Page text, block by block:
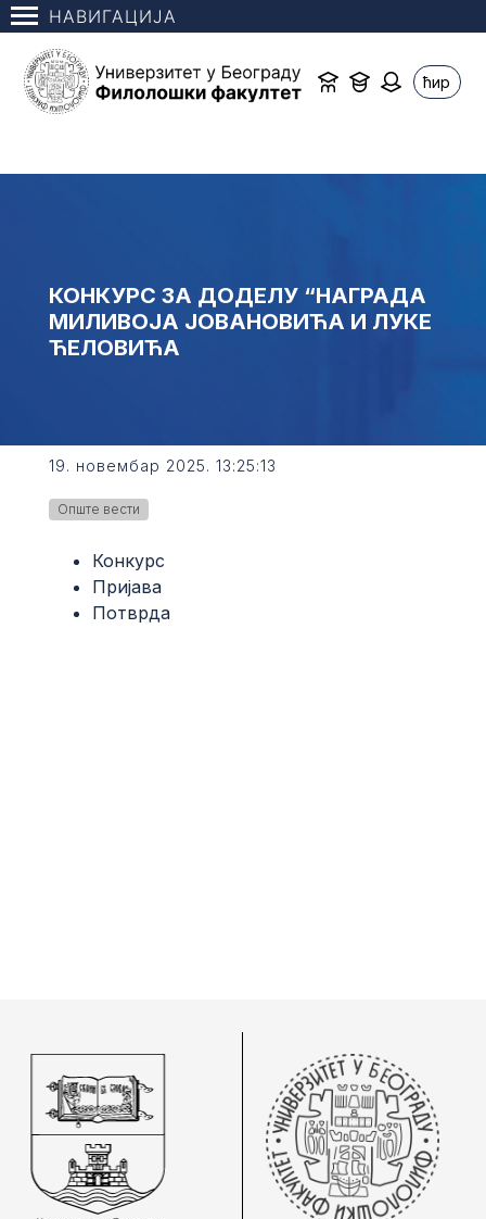
НАВИГАЦИЈА
ћир
КОНКУРС ЗА ДОДЕЛУ “НАГРАДA
МИЛИВОЈА ЈОВАНОВИЋА И ЛУКЕ
ЋЕЛОВИЋА
19. новембар 2025. 13:25:13
Опште вести
Конкурс
Пријава
Потврда